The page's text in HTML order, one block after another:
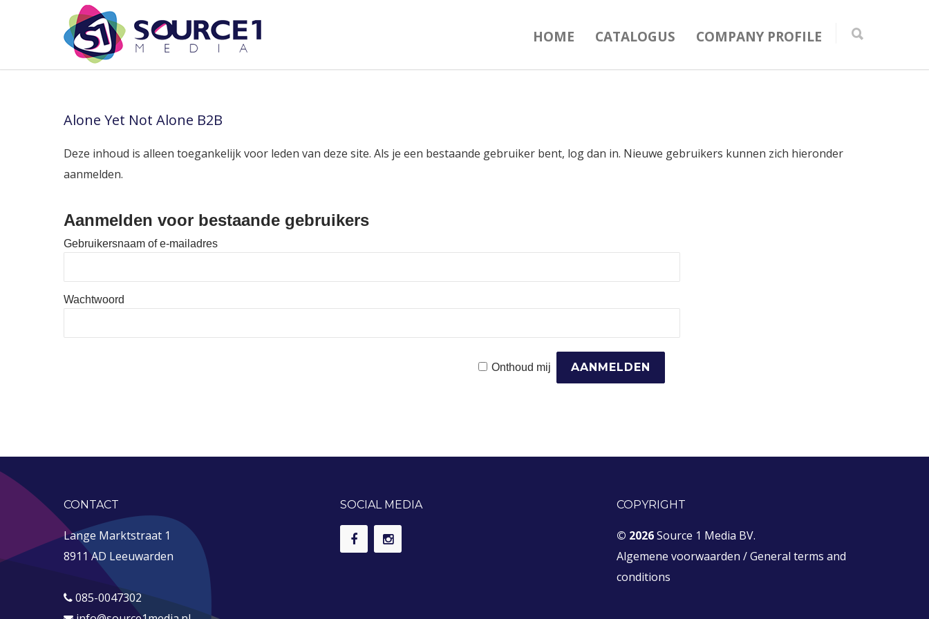
HOME CATALOGUS COMPANY PROFILE
Alone Yet Not Alone B2B
Deze inhoud is alleen toegankelijk voor leden van deze site. Als je een bestaande gebruiker bent, log dan in. Nieuwe gebruikers kunnen zich hieronder
aanmelden.
Aanmelden voor bestaande gebruikers
Gebruikersnaam of e-mailadres
Wachtwoord
Onthoud mij
CONTACT
Lange Marktstraat 1
8911 AD Leeuwarden
085-0047302
SOCIAL MEDIA COPYRIGHT
© 2026Source 1 Media BV.
Algemene voorwaarden /General terms and
conditions